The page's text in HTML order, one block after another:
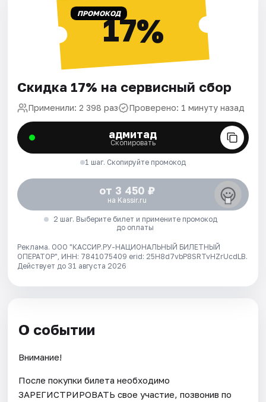
ПРОМОКОД17%
Скидка 17% на сервисный сбор
Применили: 2 398 раз Проверено: 1 минуту назад
адмитад
Скопировать
1 шаг. Скопируйте промокод
от 3 450 ₽
на Kassir.ru
2 шаг. Выберите билет и примените промокод
до оплаты
Реклама. ООО "КАССИР.РУ-НАЦИОНАЛЬНЫЙ БИЛЕТНЫЙ
ОПЕРАТОР", ИНН: 7841075409 erid: 25H8d7vbP8SRTvHZrUcdLB.
Действует до 31 августа 2026
О событии
Внимание!
После покупки билета необходимо
ЗАРЕГИСТРИРОВАТЬ свое участие, позвонив по